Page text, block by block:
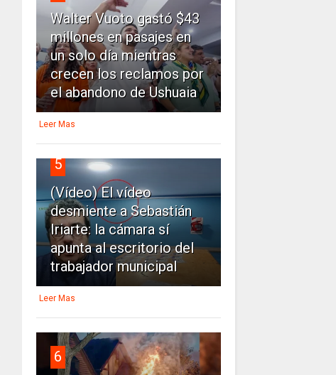
Walter Vuoto gastó $43
millones en pasajes en
un solo día mientras
crecen los reclamos por
el abandono de Ushuaia
Leer Mas
5
(Vídeo) El vídeo
desmiente a Sebastián
Iriarte: la cámara sí
apunta al escritorio del
trabajador municipal
Leer Mas
6